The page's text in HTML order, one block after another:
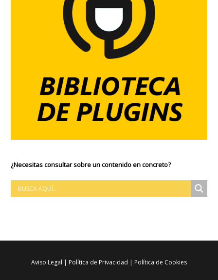
¿Necesitas consultar sobre un contenido en concreto?
Aviso Legal | Política de Privacidad | Política de Cookies